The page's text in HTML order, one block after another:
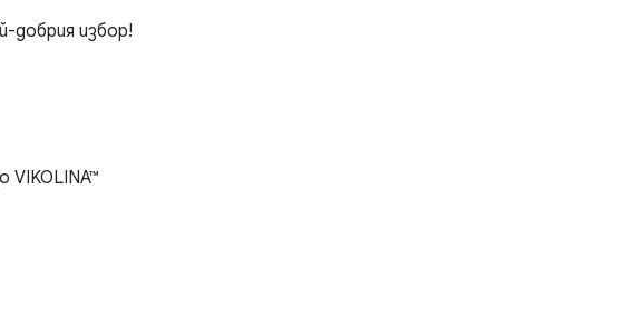
добрия избор!
VIKOLINA™